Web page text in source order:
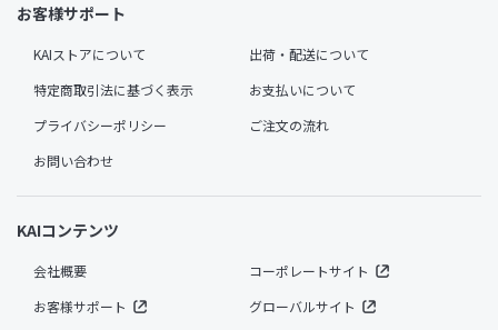
お客様サポート
KAIストアについて
出荷・配送について
特定商取引法に基づく表示
お支払いについて
プライバシーポリシー
ご注文の流れ
お問い合わせ
KAIコンテンツ
会社概要
コーポレートサイト
お客様サポート
グローバルサイト